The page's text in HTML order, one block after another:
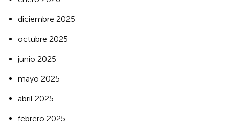
diciembre 2025
octubre 2025
junio 2025
mayo 2025
abril 2025
febrero 2025